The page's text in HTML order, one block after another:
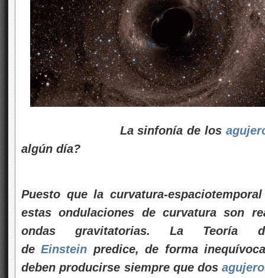
La sinfonía de los
algún día?
Puesto que la curvatura-
estas ondulaciones de curvatura son
ondas gravitatorias. La Teoría
deEinstein predice, de forma
deben producirse siempre que dos